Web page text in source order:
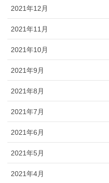
2021年12月
2021年11月
2021年10月
2021年9月
2021年8月
2021年7月
2021年6月
2021年5月
2021年4月